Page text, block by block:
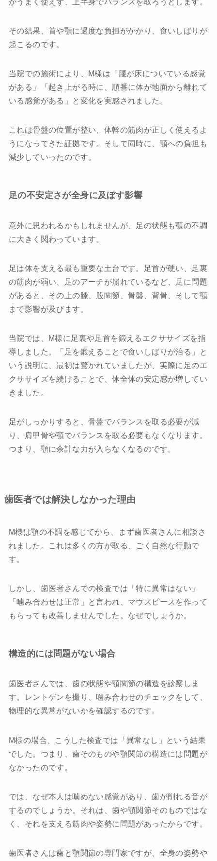
その結果、首や顎に過度な負担がかかり、食いしばりが
起こるのです。
当院での施術により、M様は「腰が床についている感覚
がある」「起き上がる時に、順番に体が地面から離れて
いる感覚がある」と変化を実感されました。
これは骨盤の位置が整い、体幹の筋肉が正しく使えるよ
うになってきた証拠です。そして同時に、顎への負担も
減少していったのです。
足の不安定さが全身に及ぼす影響
意外に思われるかもしれませんが、足の状態も顎の不調
に大きく関わっています。
足は体を支える最も重要な土台です。足首が硬い、足裏
の筋肉が弱い、足のアーチが崩れているなど、足に問題
があると、その上の膝、股関節、骨盤、背骨、そして顎
まで影響が及びます。
当院では、M様に足裏や足首を鍛えるエクササイズを指
導しました。「足を鍛えることで食いしばりが治る」と
いう説明に、最初は驚かれていましたが、実際に足のエ
クササイズを続けることで、体全体の安定感が増してい
きました。
足がしっかりすると、骨盤でバランスを取る必要が減
り、肩甲骨や顎でバランスを取る必要もなくなります。
つまり、顎に余計な力が入らなくなるのです。
歯医者では解決しなかった理由
M様は顎の不調を感じてから、まず歯医者さんに相談さ
れました。これは多くの方が取る、ごく自然な行動で
す。
しかし、歯医者さんでの検査では「特に異常はない」
「噛み合わせは正常」と言われ、マウスピースを作って
もらっても改善しませんでした。なぜでしょうか。
構造的には問題がない場合
歯医者さんでは、歯の状態や顎関節の構造を診察しま
す。レントゲンを撮り、噛み合わせのチェックをして、
物理的な異常がないかを確認するのです。
M様の場合、こうした検査では「異常なし」という結果
でした。つまり、歯そのものや顎関節の構造には問題が
なかったのです。
では、なぜ本人は噛めない感覚があり、歯が削れる音が
するのでしょうか。それは、歯や顎関節そのものではな
く、それを支える筋肉や姿勢に問題があったからです。
歯医者さんは歯と顎関節の専門家ですが、全身の姿勢や